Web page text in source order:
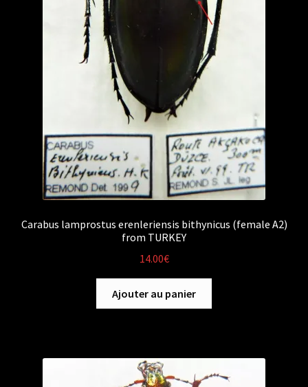
Carabus lamprostus erenleriensis bithynicus (female A2)
from TURKEY
14.00€
Ajouter au panier